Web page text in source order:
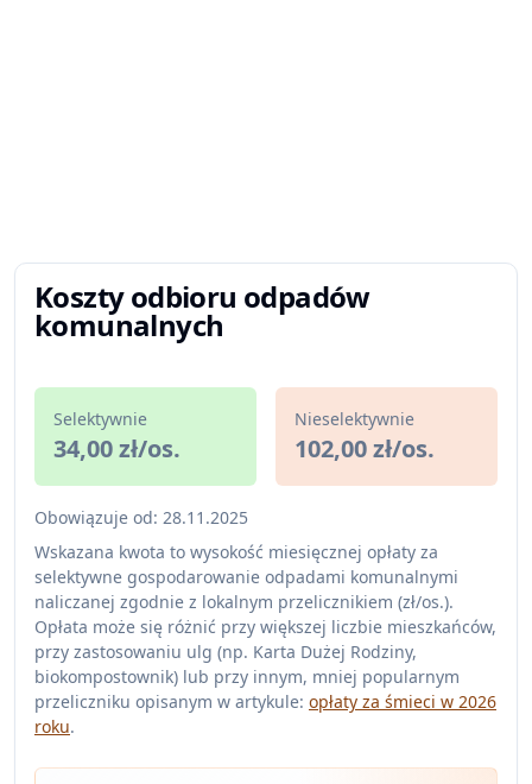
Koszty odbioru odpadów
komunalnych
Selektywnie
34,00 zł/os.
Nieselektywnie
102,00 zł/os.
Obowiązuje od: 28.11.2025
Wskazana kwota to wysokość miesięcznej opłaty za
selektywne gospodarowanie odpadami komunalnymi
naliczanej zgodnie z lokalnym przelicznikiem (zł/os.).
Opłata może się różnić przy większej liczbie mieszkańców,
przy zastosowaniu ulg (np. Karta Dużej Rodziny,
biokompostownik) lub przy innym, mniej popularnym
przeliczniku opisanym w artykule: opłaty za śmieci w 2026
roku.